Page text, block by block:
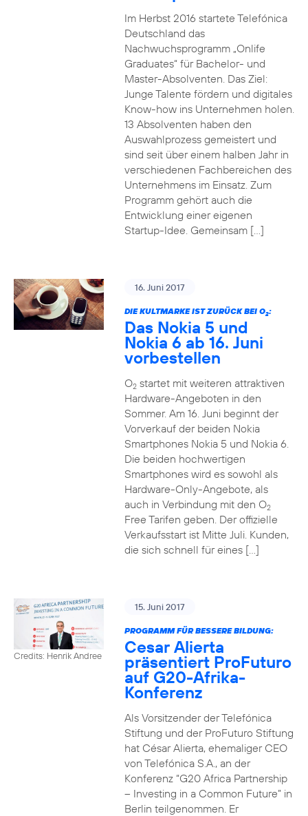
Im Herbst 2016 startete Telefónica
Deutschland das
Nachwuchsprogramm „Onlife
Graduates“ für Bachelor- und
Master-Absolventen. Das Ziel:
Junge Talente fördern und digitales
Know-how ins Unternehmen holen.
13 Absolventen haben den
Auswahlprozess gemeistert und
sind seit über einem halben Jahr in
verschiedenen Fachbereichen des
Unternehmens im Einsatz. Zum
Programm gehört auch die
Entwicklung einer eigenen
Startup-Idee. Gemeinsam […]
16. Juni 2017
DIE KULTMARKE IST ZURÜCK BEI O2:
Das Nokia 5 und
Nokia 6 ab 16. Juni
vorbestellen
O2startet mit weiteren attraktiven
Hardware-Angeboten in den
Sommer. Am 16. Juni beginnt der
Vorverkauf der beiden Nokia
Smartphones Nokia 5 und Nokia 6.
Die beiden hochwertigen
Smartphones wird es sowohl als
Hardware-Only-Angebote, als
auch in Verbindung mit den O2
Free Tarifen geben. Der offizielle
Verkaufsstart ist Mitte Juli. Kunden,
die sich schnell für eines […]
Credits: Henrik Andree
15. Juni 2017
PROGRAMM FÜR BESSERE BILDUNG:
Cesar Alierta
präsentiert ProFuturo
auf G20-Afrika-
Konferenz
Als Vorsitzender der Telefónica
Stiftung und der ProFuturo Stiftung
hat César Alierta, ehemaliger CEO
von Telefónica S.A., an der
Konferenz “G20 Africa Partnership
– Investing in a Common Future” in
Berlin teilgenommen. Er